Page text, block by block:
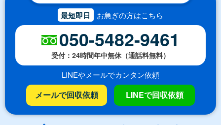
最短即日 お急ぎの方はこちら
050-5482-9461
受付：24時間年中無休（通話料無料）
LINEやメールでカンタン依頼
メールで回収依頼 LINEで回収依頼